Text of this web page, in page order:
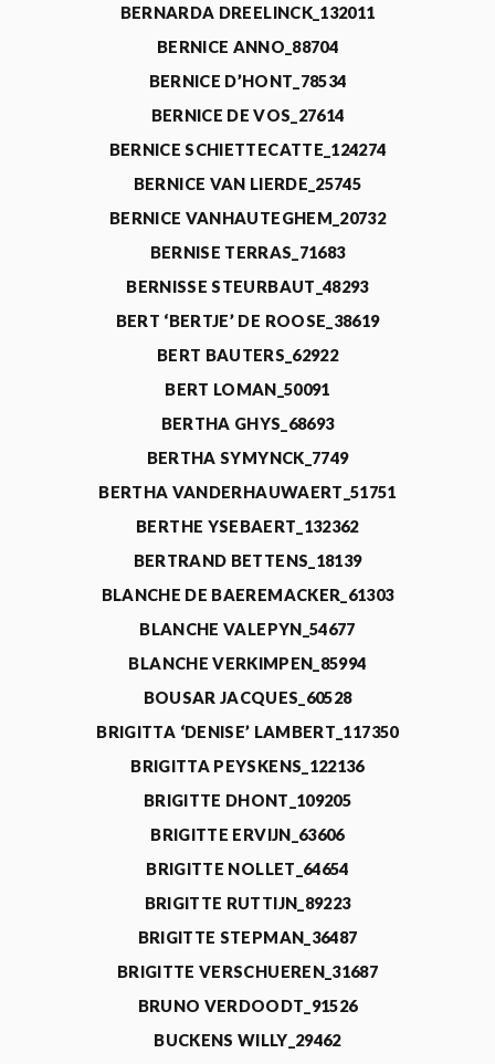
BERNARDA DREELINCK_132011
BERNICE ANNO_88704
BERNICE D’HONT_78534
BERNICE DE VOS_27614
BERNICE SCHIETTECATTE_124274
BERNICE VAN LIERDE_25745
BERNICE VANHAUTEGHEM_20732
BERNISE TERRAS_71683
BERNISSE STEURBAUT_48293
BERT ‘BERTJE’ DE ROOSE_38619
BERT BAUTERS_62922
BERT LOMAN_50091
BERTHA GHYS_68693
BERTHA SYMYNCK_7749
BERTHA VANDERHAUWAERT_51751
BERTHE YSEBAERT_132362
BERTRAND BETTENS_18139
BLANCHE DE BAEREMACKER_61303
BLANCHE VALEPYN_54677
BLANCHE VERKIMPEN_85994
BOUSAR JACQUES_60528
BRIGITTA ‘DENISE’ LAMBERT_117350
BRIGITTA PEYSKENS_122136
BRIGITTE DHONT_109205
BRIGITTE ERVIJN_63606
BRIGITTE NOLLET_64654
BRIGITTE RUTTIJN_89223
BRIGITTE STEPMAN_36487
BRIGITTE VERSCHUEREN_31687
BRUNO VERDOODT_91526
BUCKENS WILLY_29462